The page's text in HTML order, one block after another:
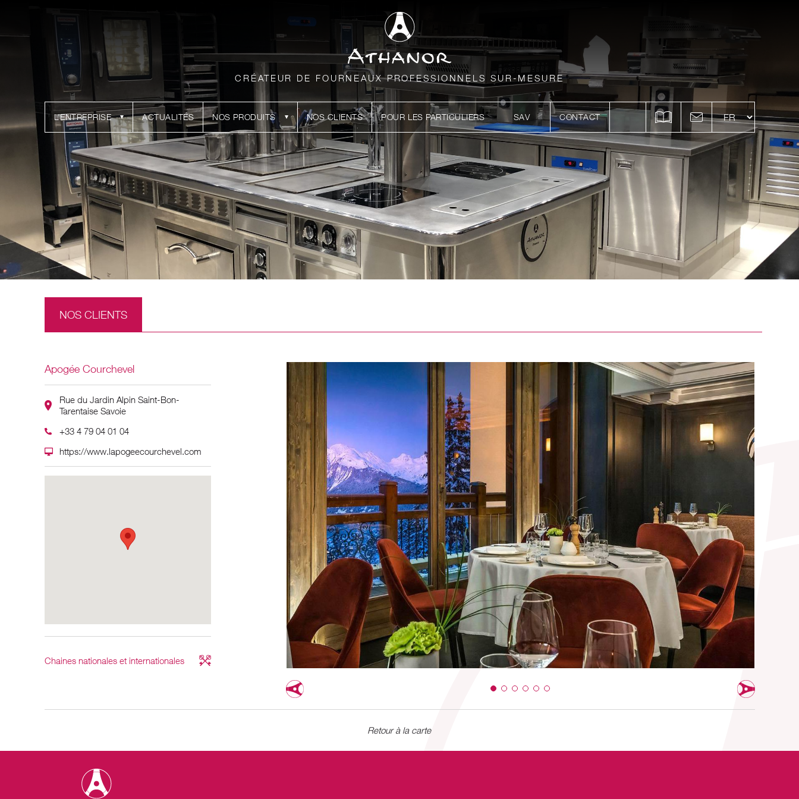
CRÉATEUR DE FOURNEAUX PROFESSIONNELS SUR-MESURE
L’ENTREPRISE ACTUALITÉS NOS PRODUITS NOS CLIENTS POUR LES PARTICULIERS SAV CONTACT
NOS CLIENTS
Apogée Courchevel
Rue du Jardin Alpin Saint-Bon-
Tarentaise Savoie
+33 4 79 04 01 04
https://www.lapogeecourchevel.com
Chaines nationales et internationales
Retour à la carte